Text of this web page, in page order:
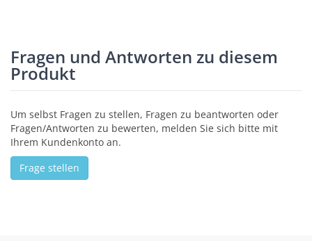
Fragen und Antworten zu diesem
Produkt
Um selbst Fragen zu stellen, Fragen zu beantworten oder
Fragen/Antworten zu bewerten, melden Sie sich bitte mit
Ihrem Kundenkonto an.
Frage stellen